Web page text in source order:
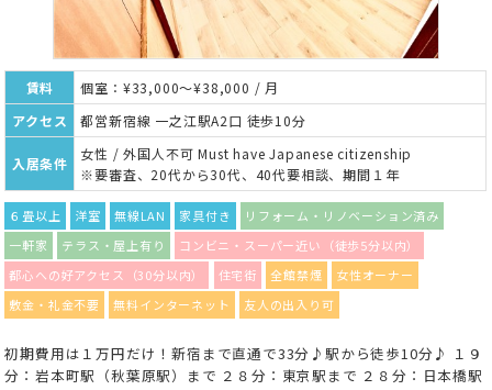
賃料
個室：¥33,000～¥38,000 / 月
アクセス
都営新宿線 一之江駅A2口 徒歩10分
入居条件
女性 / 外国人不可 Must have Japanese citizenship
※要審査、20代から30代、40代要相談、期間１年
６畳以上 洋室 無線LAN 家具付き
リフォーム・リノベーション済み
一軒家
テラス・屋上有り
コンビニ・スーパー近い（徒歩5分以内）
都心への好アクセス（30分以内）
住宅街 全館禁煙
女性オーナー
敷金・礼金不要
無料インターネット 友人の出入り可
初期費用は１万円だけ！新宿まで直通で33分♪駅から徒歩10分♪ １９
分：岩本町駅（秋葉原駅）まで ２８分：東京駅まで ２８分：日本橋駅